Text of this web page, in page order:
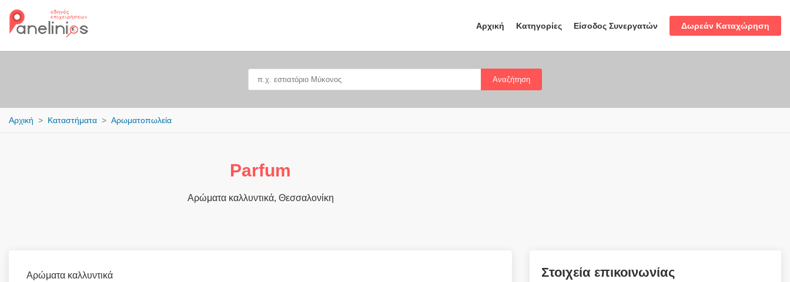
Αρχική Κατηγορίες Είσοδος Συνεργατών Δωρεάν Καταχώρηση
Αναζήτηση
Αρχική Καταστήματα Αρωματοπωλεία
Parfum
Αρώματα καλλυντικά, Θεσσαλονίκη
Αρώματα καλλυντικά Στοιχεία επικοινωνίας